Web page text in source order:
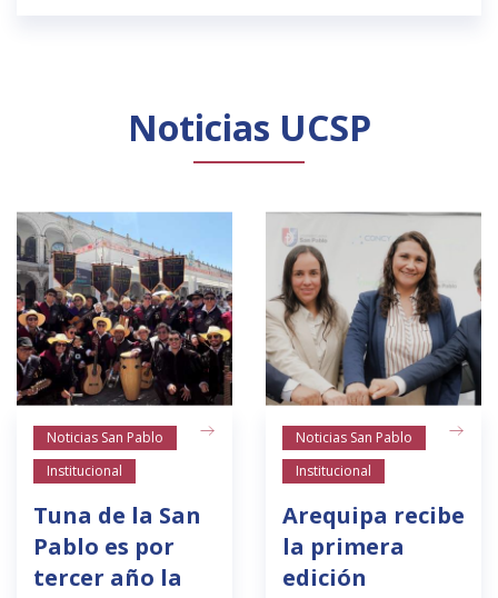
Noticias UCSP
Noticias San Pablo
Institucional
Tuna de la San
Pablo es por
tercer año la
Noticias San Pablo
Institucional
Arequipa recibe
la primera
edición